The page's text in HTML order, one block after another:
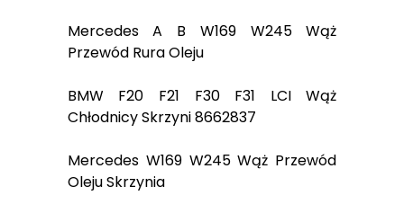
Mercedes A B W169 W245 Wąż
Przewód Rura Oleju
BMW F20 F21 F30 F31 LCI Wąż
Chłodnicy Skrzyni 8662837
Mercedes W169 W245 Wąż Przewód
Oleju Skrzynia